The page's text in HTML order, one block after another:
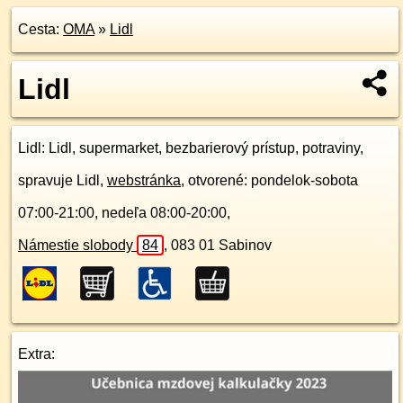
Cesta: OMA» Lidl
Lidl
Lidl : Lidl, supermarket, bezbarierový prístup, potraviny,
spravuje Lidl, webstránka, otvorené: pondelok-sobota
07:00-21:00, nedeľa 08:00-20:00,
Námestie slobody 84 , 083 01 Sabinov
Extra: